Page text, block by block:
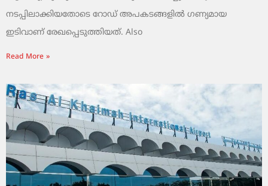
നടപ്പിലാക്കിയതോടെ റോഡ് അപകടങ്ങളിൽ ഗണ്യമായ
ഇടിവാണ് രേഖപ്പെടുത്തിയത്. Also
Read More »